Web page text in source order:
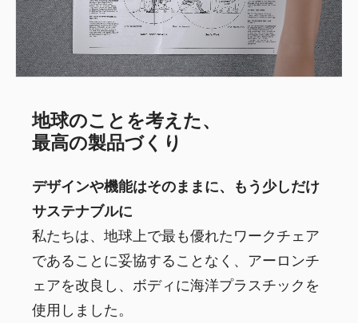
地球のことを考えた、
最高の製品づくり
デザインや機能はそのままに、もう少しだけ
サステナブルに
私たちは、地球上で最も優れたワークチェア
であることに妥協することなく、アーロンチ
ェアを改良し、ボディに海洋プラスチックを
使用しました。